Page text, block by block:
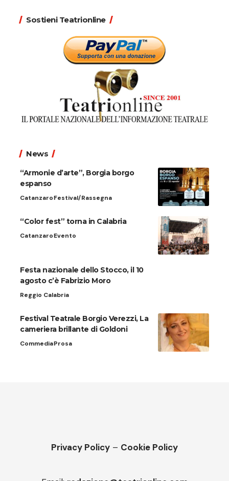
Sostieni Teatrionline
News
“Armonie d’arte”, Borgia borgo
espanso
CatanzaroFestival/Rassegna
“Color fest” torna in Calabria
CatanzaroEvento
Festa nazionale dello Stocco, il 10
agosto c’è Fabrizio Moro
Reggio Calabria
Festival Teatrale Borgio Verezzi, La
cameriera brillante di Goldoni
CommediaProsa
Privacy Policy – Cookie Policy